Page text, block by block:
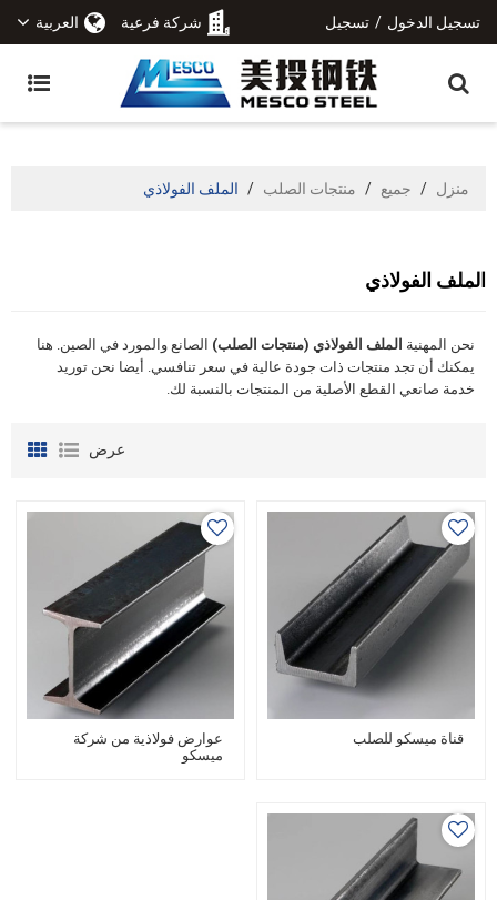
تسجيل الدخول / تسجيل شركة فرعية العربية
منزل / جميع / منتجات الصلب / الملف الفولاذي
الملف الفولاذي
نحن المهنية الملف الفولاذي (منتجات الصلب) الصانع والمورد في الصين. هنا
يمكنك أن تجد منتجات ذات جودة عالية في سعر تنافسي. أيضا نحن توريد
خدمة صانعي القطع الأصلية من المنتجات بالنسبة لك.
عرض
قناة ميسكو للصلب
عوارض فولاذية من شركة
ميسكو